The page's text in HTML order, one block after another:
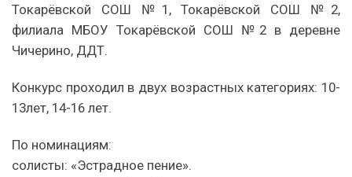
Токарёвской СОШ №1, Токарёвской СОШ №2,
филиала МБОУ Токарёвской СОШ №2 в деревне
Чичерино, ДДТ.
Конкурс проходил в двух возрастных категориях: 10-
13лет, 14-16 лет.
По номинациям:
солисты: «Эстрадное пение».